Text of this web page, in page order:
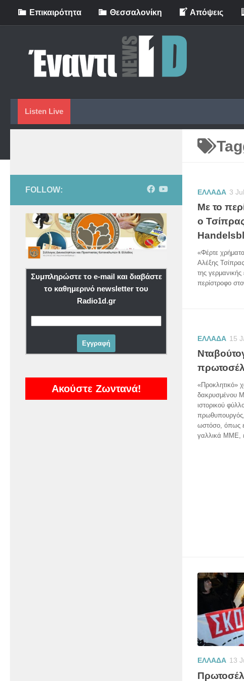
Skip to content
Eπικαιρότητα Θεσσαλονίκη Απόψεις
Listen Live
ΕΛΛΑΔΑ 3
Με το
ο
«Φέρτε
Αλέξης
της
περίστροφο
ΕΛΛΑΔΑ 15
«Προκλητικό»
δακρυσμένου
ιστορικού
ωστόσο, όπως
γαλλικά ΜΜΕ,
ΕΛΛΑΔΑ 13
FOLLOW:
Συμπληρώστε το e-mail και διαβάστε
το καθημερινό newsletter του
Radio1d.gr
Ακούστε Ζωντανά!